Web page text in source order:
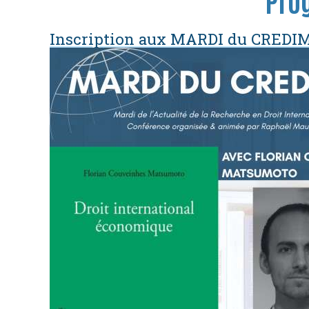
Inscription aux MARDI du